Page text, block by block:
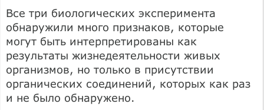
Все три биологических эксперимента
обнаружили много признаков, которые
могут быть интерпретированы как
результаты жизнедеятельности живых
организмов, но только в присутствии
органических соединений, которых как раз
и не было обнаружено.